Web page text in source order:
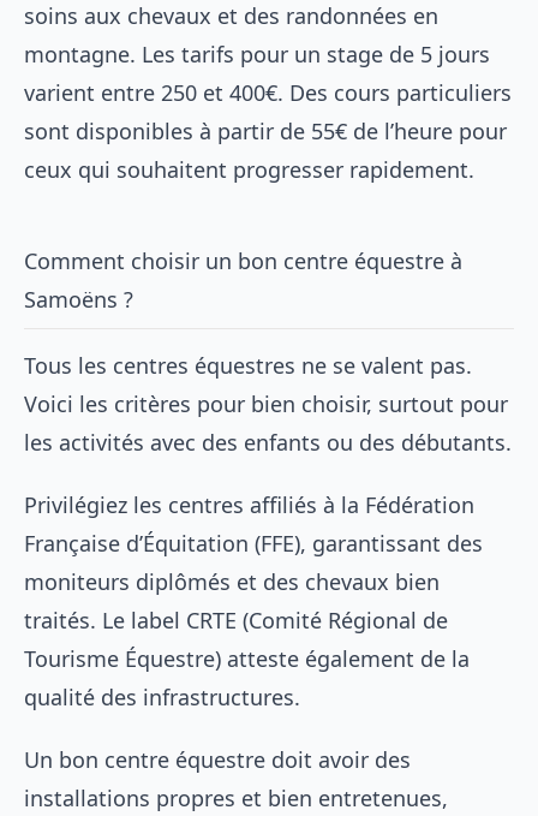
soins aux chevaux et des randonnées en
montagne. Les tarifs pour un stage de 5 jours
varient entre 250 et 400€. Des cours particuliers
sont disponibles à partir de 55€ de l’heure pour
ceux qui souhaitent progresser rapidement.
Comment choisir un bon centre équestre à
Samoëns ?
Tous les centres équestres ne se valent pas.
Voici les critères pour bien choisir, surtout pour
les activités avec des enfants ou des débutants.
Privilégiez les centres affiliés à la Fédération
Française d’Équitation (FFE), garantissant des
moniteurs diplômés et des chevaux bien
traités. Le label CRTE (Comité Régional de
Tourisme Équestre) atteste également de la
qualité des infrastructures.
Un bon centre équestre doit avoir des
installations propres et bien entretenues,